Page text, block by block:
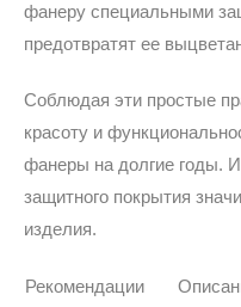
фанеру специальными
предотвратят ее
Соблюдая эти простые
красоту и
фанеры на долгие годы.
защитного покрытия
изделия.
Рекомендации